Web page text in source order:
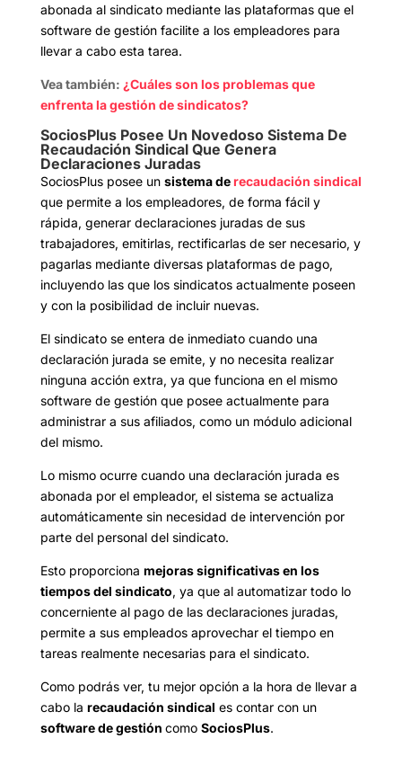
abonada al sindicato mediante las plataformas que el
software de gestión facilite a los empleadores para
llevar a cabo esta tarea.
Vea también: ¿Cuáles son los problemas que
enfrenta la gestión de sindicatos?
SociosPlus Posee Un Novedoso Sistema De
Recaudación Sindical Que Genera
Declaraciones Juradas
SociosPlus posee un sistema derecaudación sindical
que permite a los empleadores, de forma fácil y
rápida, generar declaraciones juradas de sus
trabajadores, emitirlas, rectificarlas de ser necesario, y
pagarlas mediante diversas plataformas de pago,
incluyendo las que los sindicatos actualmente poseen
y con la posibilidad de incluir nuevas.
El sindicato se entera de inmediato cuando una
declaración jurada se emite, y no necesita realizar
ninguna acción extra, ya que funciona en el mismo
software de gestión que posee actualmente para
administrar a sus afiliados, como un módulo adicional
del mismo.
Lo mismo ocurre cuando una declaración jurada es
abonada por el empleador, el sistema se actualiza
automáticamente sin necesidad de intervención por
parte del personal del sindicato.
Esto proporciona mejoras significativas en los
tiempos del sindicato, ya que al automatizar todo lo
concerniente al pago de las declaraciones juradas,
permite a sus empleados aprovechar el tiempo en
tareas realmente necesarias para el sindicato.
Como podrás ver, tu mejor opción a la hora de llevar a
cabo la recaudación sindical es contar con un
software de gestión como SociosPlus.